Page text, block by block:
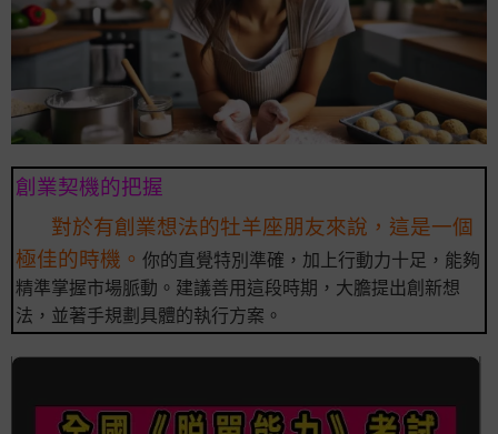
創業契機的把握
對於有創業想法的牡羊座朋友來說，這是一個
極佳的時機。 你的直覺特別準確，加上行動力十足，能夠
精準掌握市場脈動。建議善用這段時期，大膽提出創新想
法，並著手規劃具體的執行方案。